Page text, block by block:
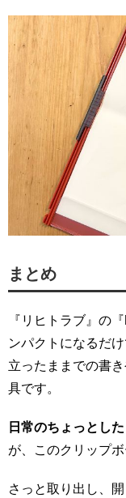
まとめ
『リヒトラブ』の
ンパクトになるだ
立ったままでの書
具です。
日常のちょっとし
が、このクリップ
さっと取り出し、